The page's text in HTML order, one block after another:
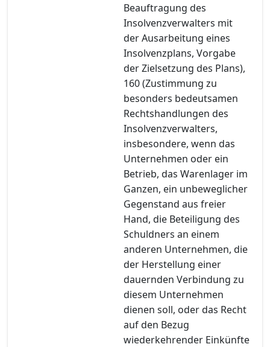
Beauftragung des
Insolvenzverwalters mit
der Ausarbeitung eines
Insolvenzplans, Vorgabe
der Zielsetzung des Plans),
160 (Zustimmung zu
besonders bedeutsamen
Rechtshandlungen des
Insolvenzverwalters,
insbesondere, wenn das
Unternehmen oder ein
Betrieb, das Warenlager im
Ganzen, ein unbeweglicher
Gegenstand aus freier
Hand, die Beteiligung des
Schuldners an einem
anderen Unternehmen, die
der Herstellung einer
dauernden Verbindung zu
diesem Unternehmen
dienen soll, oder das Recht
auf den Bezug
wiederkehrender Einkünfte